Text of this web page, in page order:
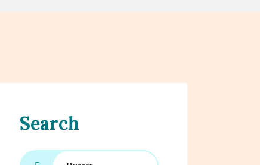
Search